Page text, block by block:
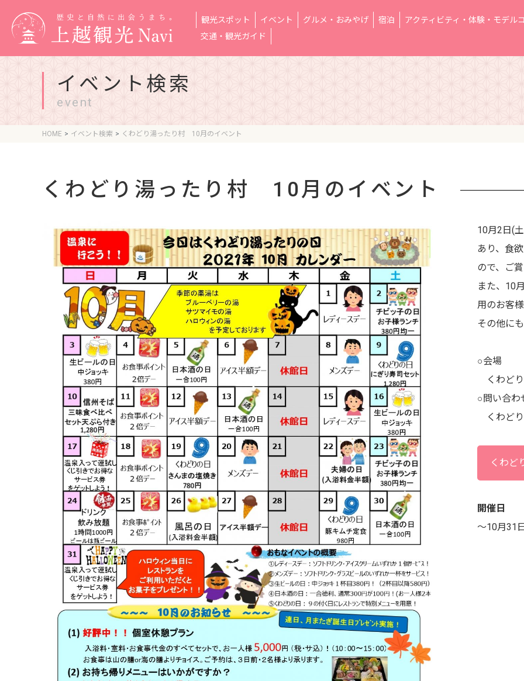
観光スポット イベント グルメ・おみやげ 宿泊
アクティビティ・体験・モデル
交通・観光ガイド
イベント検索
event
HOME イベント検索 くわどり湯ったり村 10月のイベント
くわどり湯ったり村 10月のイベント
10月2日(
あり、食
ので、ご
また、10
用のお客
その他に
○会場
くわどり
○問い合わ
くわど
くわど
開催日
〜10月31